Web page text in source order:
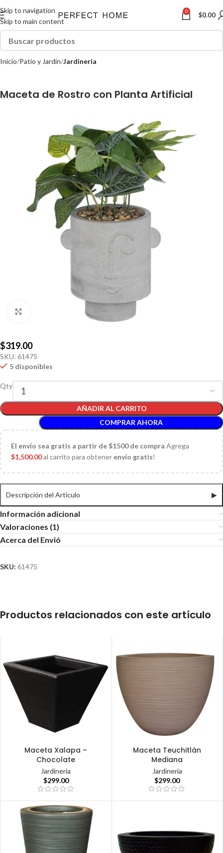
Skip to navigation
Skip to main content
0 $0.00
Inicio Patio y Jardin Jardineria
Maceta de Rostro con Planta Artificial
$319.00
SKU: 61475
5 disponibles
Qty
AÑADIR AL CARRITO
COMPRAR AHORA
El envío sea gratis a partir de $1500 de compra Agrega
$1,500.00al carrito para obtener envío gratis!
Descripción del Articulo ▶
Información adicional
Valoraciones (1)
Acerca del Envió
SKU: 61475
Productos relacionados con este artículo
Maceta Xalapa –
Chocolate
Jardineria
$299.00
Maceta Teuchitlán
Mediana
Jardineria
$299.00